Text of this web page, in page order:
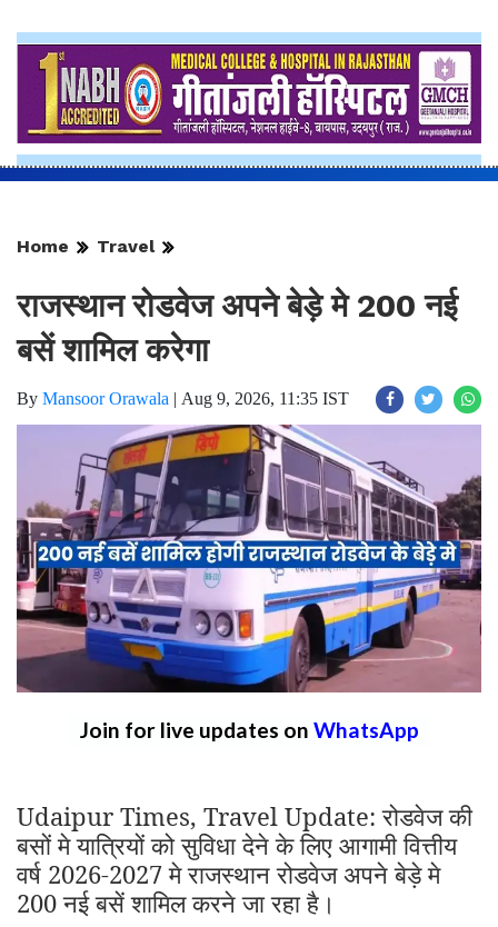
Home Travel
राजस्थान रोडवेज अपने बेड़े मे 200 नई
बसें शामिल करेगा
By Mansoor Orawala | Aug 9, 2026, 11:35 IST
Join for live updates on WhatsApp
Udaipur Times, Travel Update: रोडवेज की
बसों मे यात्रियों को सुविधा देने के लिए आगामी वित्तीय
वर्ष 2026-2027 मे राजस्थान रोडवेज अपने बेड़े मे
200 नई बसें शामिल करने जा रहा है।